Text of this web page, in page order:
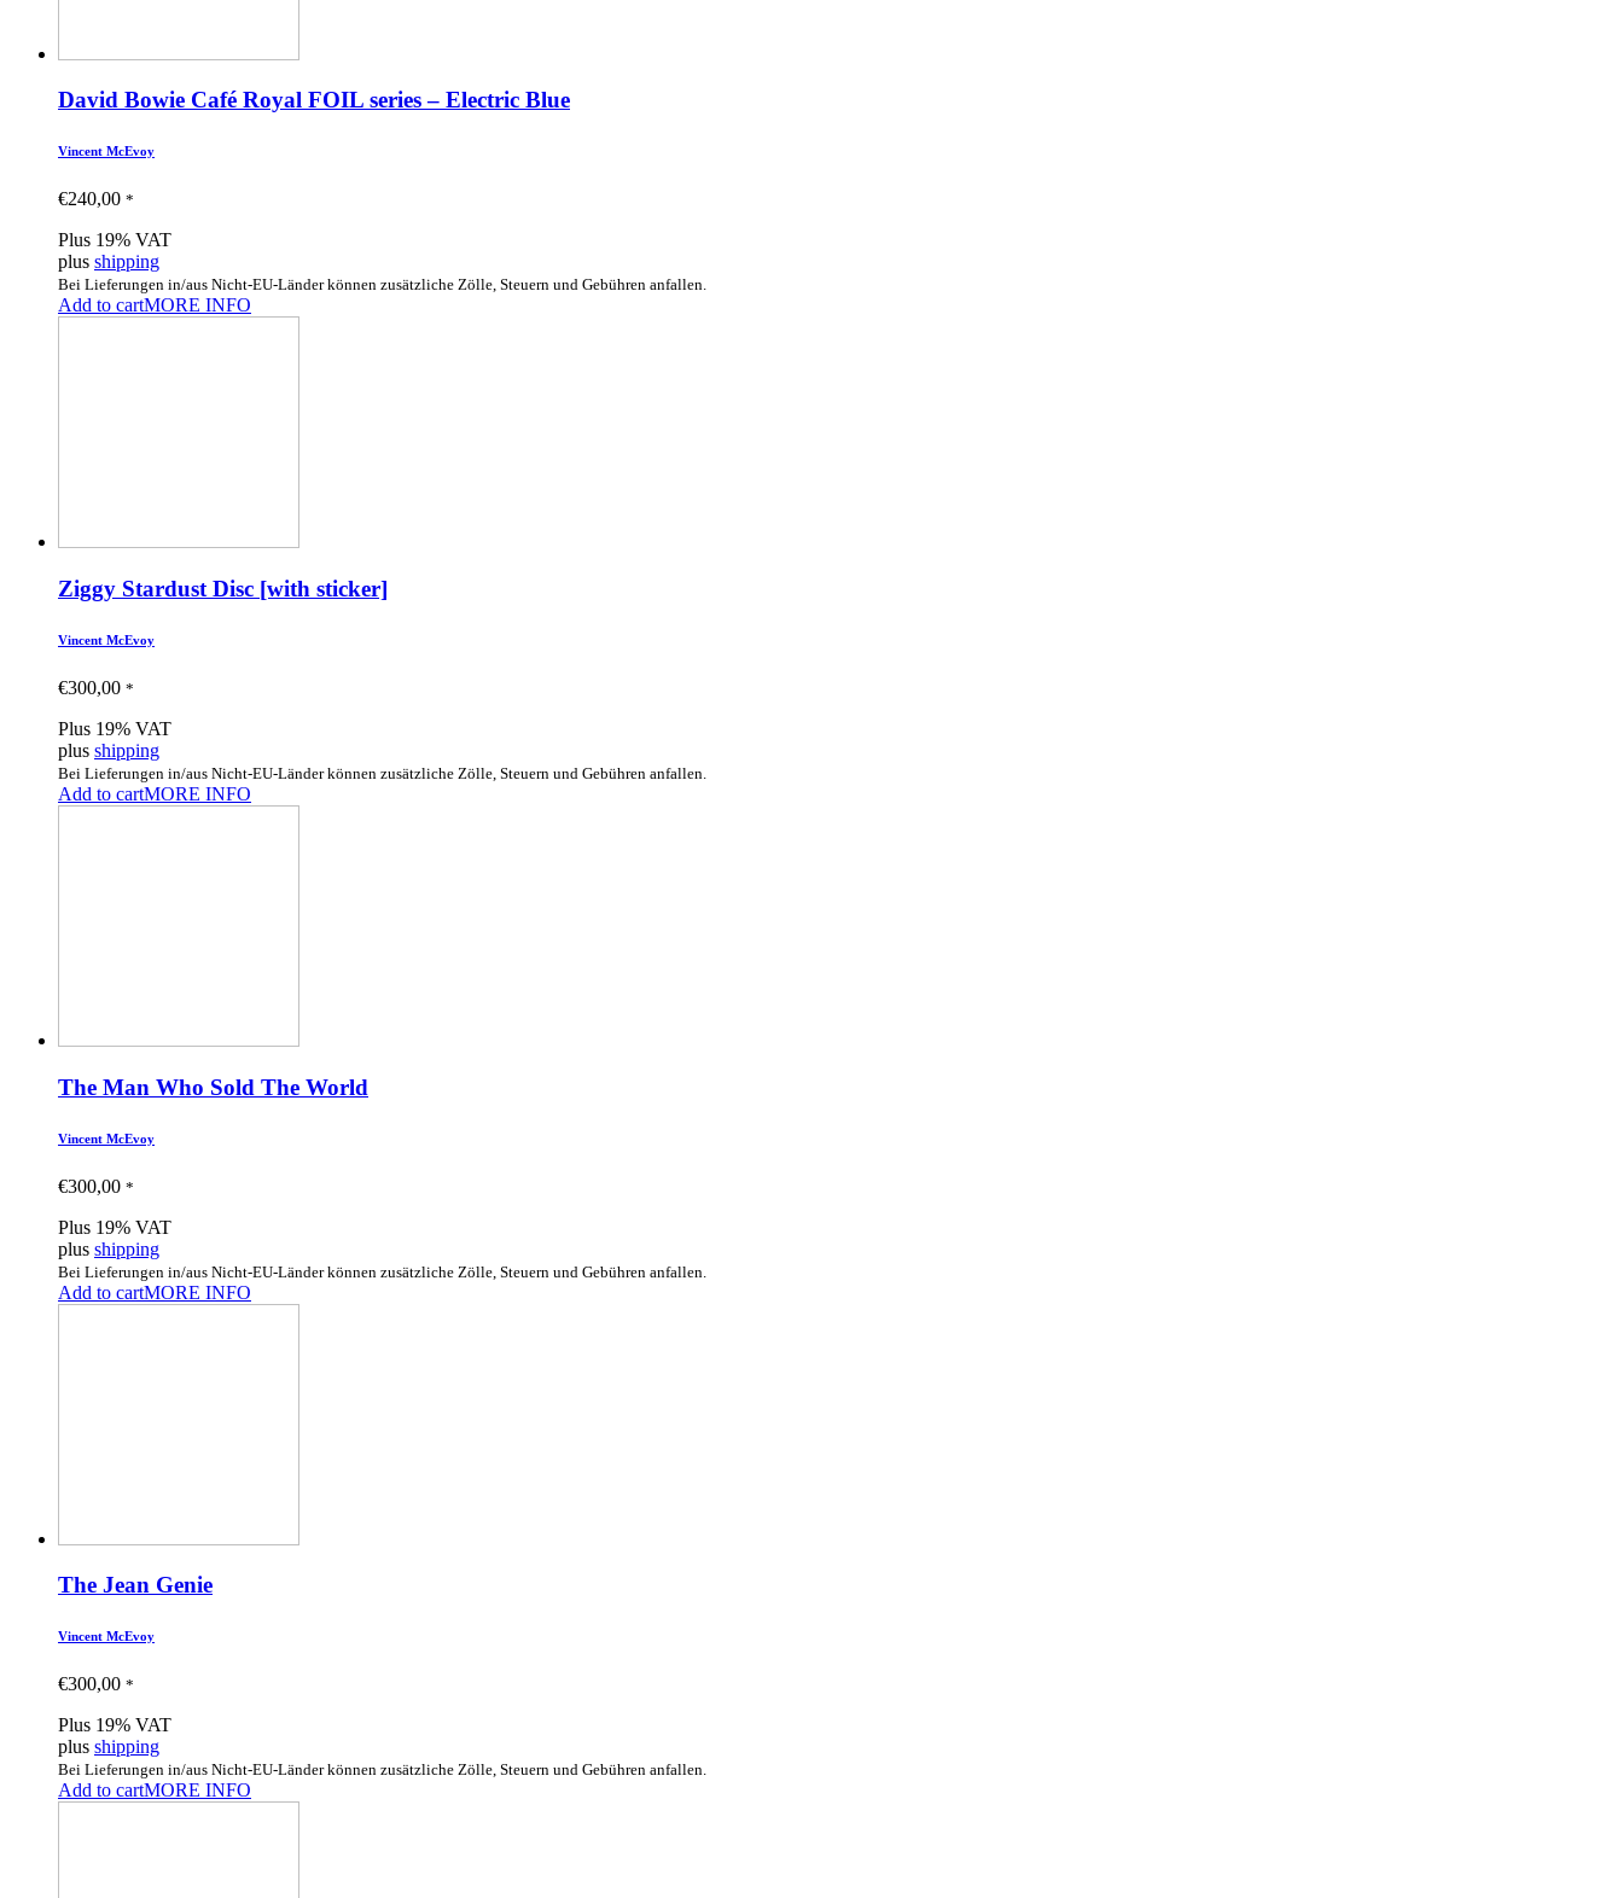
David Bowie Café Royal FOIL series – Electric Blue
Vincent McEvoy
€240,00 *
Plus 19% VAT
plus shipping
Bei Lieferungen in/aus Nicht-EU-Länder können zusätzliche Zölle, Steuern und Gebühren anfallen.
Add to cartMORE INFO
Ziggy Stardust Disc [with sticker]
Vincent McEvoy
€300,00 *
Plus 19% VAT
plus shipping
Bei Lieferungen in/aus Nicht-EU-Länder können zusätzliche Zölle, Steuern und Gebühren anfallen.
Add to cartMORE INFO
The Man Who Sold The World
Vincent McEvoy
€300,00 *
Plus 19% VAT
plus shipping
Bei Lieferungen in/aus Nicht-EU-Länder können zusätzliche Zölle, Steuern und Gebühren anfallen.
Add to cartMORE INFO
The Jean Genie
Vincent McEvoy
€300,00 *
Plus 19% VAT
plus shipping
Bei Lieferungen in/aus Nicht-EU-Länder können zusätzliche Zölle, Steuern und Gebühren anfallen.
Add to cartMORE INFO